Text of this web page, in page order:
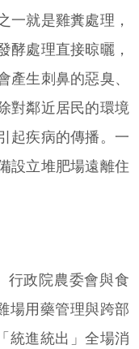
就是雞糞處理，
酵處理直接晾曬，
產生刺鼻的惡臭、
對鄰近居民的環境
起疾病的傳播。一
設立堆肥場遠離住
政院農委會與食
場用藥管理與跨部
統進統出」全場消